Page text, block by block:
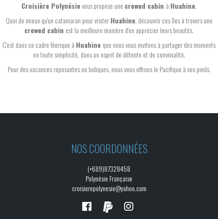
Croisière Polynésievous propose une crewed cabin à Huahine.
Quoi de mieux qu'un catamaran pour visiterHuahine, découvrir ces îles à travers une
crewed cabin est la meilleure manière d'en apprécier leurs beautés.
C'est dans ce cadre féerique à Huahine que nous vous invitons à partager des moments
en toute simplicité, dans un esprit de détente et de convivialité.
Pour des vacances reposantes ou ludiques, nous vous offrons le Pacifique à vos pieds.
NOS COORDONNÉES
(+689)87328458
Polynésie Française
croisierepolynesie@yahoo.com